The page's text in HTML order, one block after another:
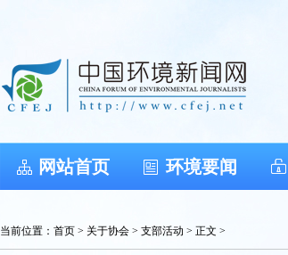
网站首页 环境要闻
当前位置： 首页 > 关于协会 > 支部活动 > 正文 >